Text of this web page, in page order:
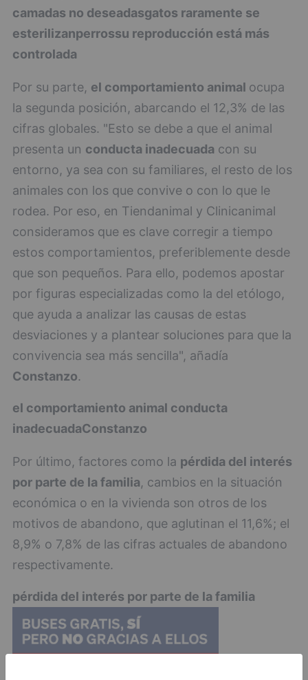
camadas no deseadasgatos raramente se
esterilizanperrossu reproducción está más
controlada
Por su parte, el comportamiento animal ocupa
la segunda posición, abarcando el 12,3% de las
cifras globales. "Esto se debe a que el animal
presenta un conducta inadecuada con su
entorno, ya sea con su familiares, el resto de los
animales con los que convive o con lo que le
rodea. Por eso, en Tiendanimal y Clinicanimal
consideramos que es clave corregir a tiempo
estos comportamientos, preferiblemente desde
que son pequeños. Para ello, podemos apostar
por figuras especializadas como la del etólogo,
que ayuda a analizar las causas de estas
desviaciones y a plantear soluciones para que la
convivencia sea más sencilla", añadía
Constanzo.
el comportamiento animal conducta
inadecuadaConstanzo
Por último, factores como la pérdida del interés
por parte de la familia, cambios en la situación
económica o en la vivienda son otros de los
motivos de abandono, que aglutinan el 11,6%; el
8,9% o 7,8% de las cifras actuales de abandono
respectivamente.
pérdida del interés por parte de la familia